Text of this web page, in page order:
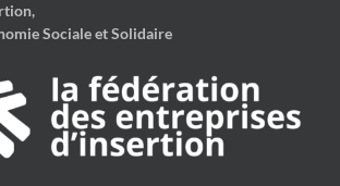
Sociale et Solidaire